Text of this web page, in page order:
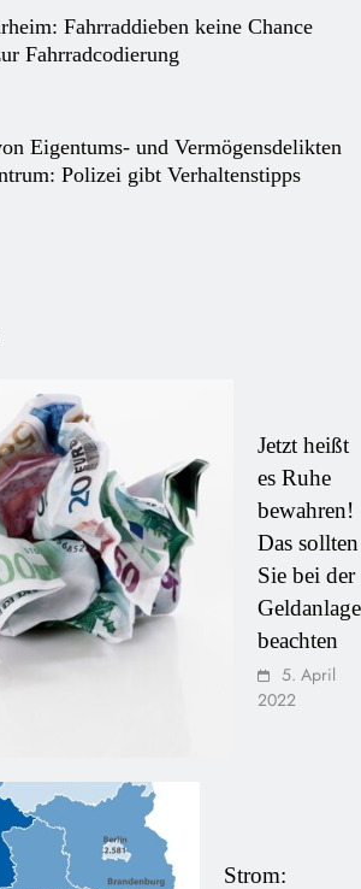
Fahrraddieben keine Chance
Fahrradcodierung
Eigentums- und Vermögensdelikten
Polizei gibt Verhaltenstipps
Jetzt heißt
es Ruhe
bewahren!
Das sollten
Sie bei der
Geldanlage
beachten
5. April
2022
Strom: